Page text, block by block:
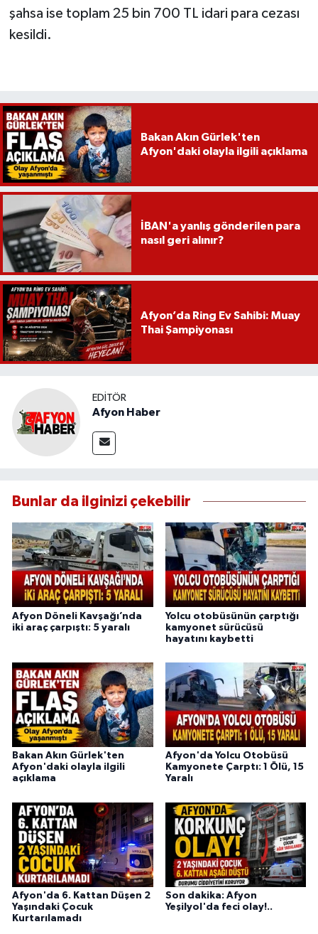
şahsa ise toplam 25 bin 700 TL idari para cezası
kesildi.
Bakan Akın Gürlek'ten
Afyon'daki olayla ilgili açıklama
İBAN'a yanlış gönderilen para
nasıl geri alınır?
Afyon’da Ring Ev Sahibi: Muay
Thai Şampiyonası
EDITÖR
Afyon Haber
Bunlar da ilginizi çekebilir
Afyon Döneli Kavşağı’nda
iki araç çarpıştı: 5 yaralı
Yolcu otobüsünün çarptığı
kamyonet sürücüsü
hayatını kaybetti
Bakan Akın Gürlek'ten
Afyon'daki olayla ilgili
açıklama
Afyon'da Yolcu Otobüsü
Kamyonete Çarptı: 1 Ölü, 15
Yaralı
Afyon'da 6. Kattan Düşen 2
Yaşındaki Çocuk
Kurtarılamadı
Son dakika: Afyon
Yeşilyol'da feci olay!..